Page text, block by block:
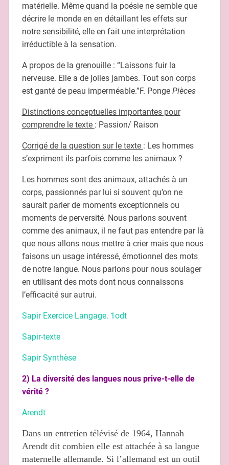
matérielle. Même quand la poésie ne semble que
décrire le monde en en détaillant les effets sur
notre sensibilité, elle en fait une interprétation
irréductible à la sensation.
A propos de la grenouille : “Laissons fuir la
nerveuse. Elle a de jolies jambes. Tout son corps
est ganté de peau imperméable.”F. Ponge Pièces
Distinctions conceptuelles importantes pour
comprendre le texte : Passion/ Raison
Corrigé de la question sur le texte : Les hommes
s’expriment ils parfois comme les animaux ?
Les hommes sont des animaux, attachés à un
corps, passionnés par lui si souvent qu’on ne
saurait parler de moments exceptionnels ou
moments de perversité. Nous parlons souvent
comme des animaux, il ne faut pas entendre par là
que nous allons nous mettre à crier mais que nous
faisons un usage intéressé, émotionnel des mots
de notre langue. Nous parlons pour nous soulager
en utilisant des mots dont nous connaissons
l’efficacité sur autrui.
Sapir Exercice Langage. 1odt
Sapir-texte
Sapir Synthèse
2) La diversité des langues nous prive-t-elle de
vérité ?
Arendt
Dans un entretien télévisé de 1964, Hannah
Arendt dit combien elle est attachée à sa langue
maternelle allemande. Si l’allemand est un outil